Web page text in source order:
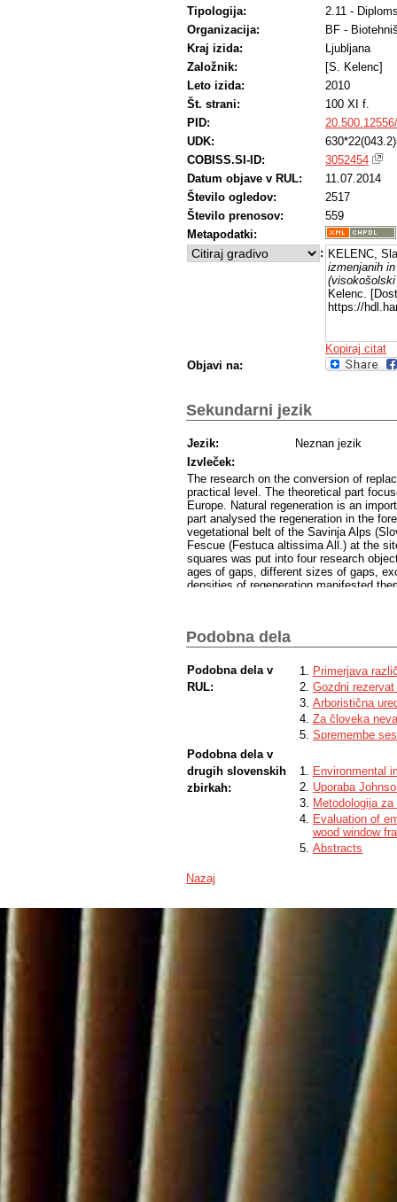
Tipologija:
2.11 -
Organizacija:
BF -
Kraj izida:
Ljubljana
Založnik:
[S. Kelenc]
Leto izida:
2010
Št. strani:
100 XI f.
PID:
UDK:
COBISS.SI-ID:
3052454
Datum objave v RUL:
11.07.2014
Število ogledov:
2517
Število prenosov:
559
Metapodatki:
: KELENC,
izmenjanih
Kelenc.
https://
Kopiraj citat
Objavi na:
Sekundarni jezik
Jezik:
Neznan jezik
Izvleček:
The research on the conversion of
practical level. The theoretical part
Europe. Natural regeneration is an
part analysed the regeneration in the
vegetational belt of the Savinja Alps
Fescue (Festuca altissima All.) at the
squares was put into four research
ages of gaps, different sizes of gaps,
densities of regeneration manifested
conversion (advance regeneration +
broadleaf saplings and consistent
Podobna dela
Podobna dela v
RUL:
Primerjava
Gozdni rezervat
Arboristična
Za človeka
Spremembe
Podobna dela v
drugih slovenskih
zbirkah:
Environmental
Uporaba
Metodologija
Evaluation of
wood window
Abstracts
Nazaj